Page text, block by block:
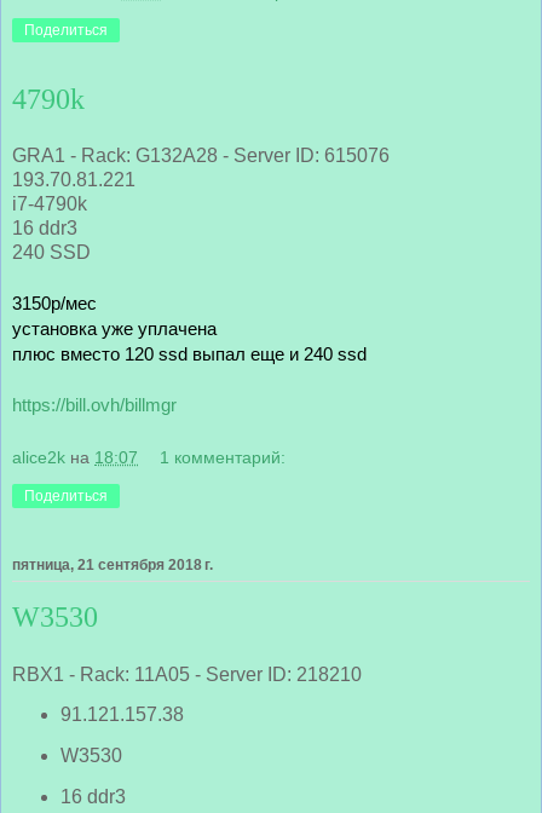
Поделиться
4790k
GRA1 - Rack: G132A28 - Server ID: 615076
193.70.81.221
i7-4790k
16 ddr3
240 SSD
3150р/мес
установка уже уплачена
плюс вместо 120 ssd выпал еще и 240 ssd
https://bill.ovh/billmgr
alice2k на 18:07 1 комментарий:
Поделиться
пятница, 21 сентября 2018 г.
W3530
RBX1 - Rack: 11A05 - Server ID: 218210
91.121.157.38
W3530
16 ddr3